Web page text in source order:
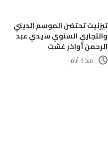
تيزنيت تحتضن الموسم الديني
والتجاري السنوي سيدي عبد
الرحمن أواخر غشت
منذ 3 أيام